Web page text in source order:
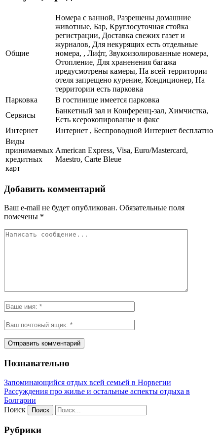
Общие
Номера с ванной, Разрешены домашние
животные, Бар, Круглосуточная стойка
регистрации, Доставка свежих газет и
журналов, Для некурящих есть отдельные
номера, , Лифт, Звукоизолированные номера,
Отопление, Для храненения багажа
предусмотрены камеры, На всей территории
отеля запрещено курение, Кондиционер, На
территории есть парковка
Парковка
В гостинице имеется парковка
Сервисы
Банкетный зал и Конференц-зал, Химчистка,
Есть ксерокопирование и факс
Интернет
Интернет , Беспроводной Интернет бесплатно
Виды
принимаемых
кредитных
карт
American Express, Visa, Euro/Mastercard,
Maestro, Carte Bleue
Добавить комментарий
Ваш e-mail не будет опубликован. Обязательные поля
помечены *
Познавательно
Запоминающийся отдых всей семьей в Норвегии
Рассуждения про жилье и остальные аспекты отдыха в
Болгарии
Поиск
Рубрики